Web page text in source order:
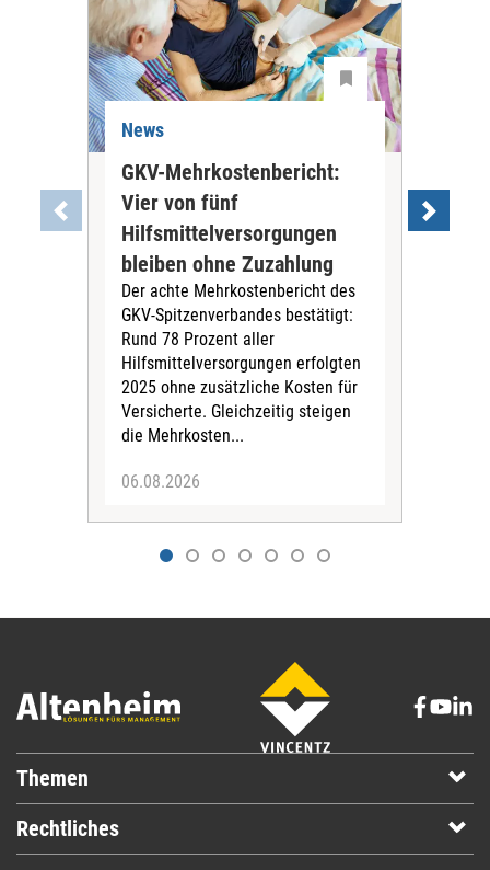
News
GKV-Mehrkostenbericht:
Vier von fünf
Hilfsmittelversorgungen
bleiben ohne Zuzahlung
Der achte Mehrkostenbericht des
GKV-Spitzenverbandes bestätigt:
Rund 78 Prozent aller
Hilfsmittelversorgungen erfolgten
2025 ohne zusätzliche Kosten für
Versicherte. Gleichzeitig steigen
die Mehrkosten...
06.08.2026
Themen
Rechtliches